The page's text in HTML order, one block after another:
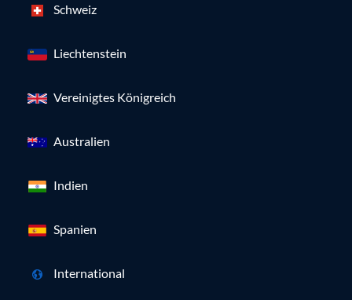
Schweiz
Liechtenstein
Vereinigtes Königreich
Australien
Indien
Spanien
International